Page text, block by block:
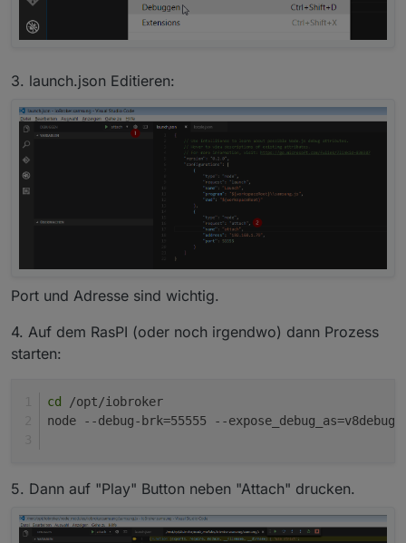
3. launch.json Editieren:
Port und Adresse sind wichtig.
4. Auf dem RasPI (oder noch irgendwo) dann Prozess
starten:
cd
/opt/iobroker
node --debug-brk=55555 --
5. Dann auf "Play" Button neben "Attach" drucken.